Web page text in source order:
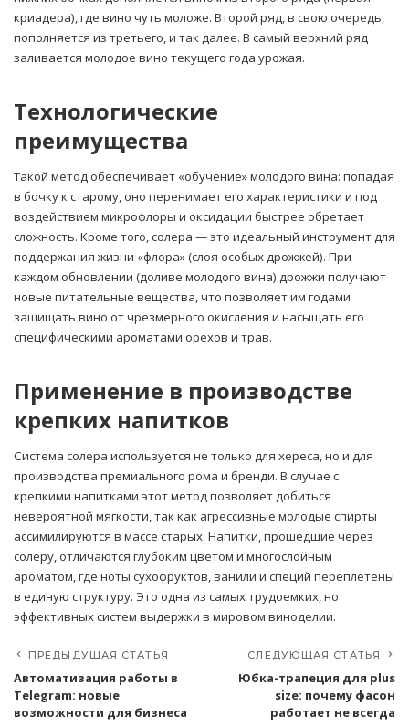
криадера), где вино чуть моложе. Второй ряд, в свою очередь,
пополняется из третьего, и так далее. В самый верхний ряд
заливается молодое вино текущего года урожая.
Технологические
преимущества
Такой метод обеспечивает «обучение» молодого вина: попадая
в бочку к старому, оно перенимает его характеристики и под
воздействием микрофлоры и оксидации быстрее обретает
сложность. Кроме того, солера — это идеальный инструмент для
поддержания жизни «флора» (слоя особых дрожжей). При
каждом обновлении (доливе молодого вина) дрожжи получают
новые питательные вещества, что позволяет им годами
защищать вино от чрезмерного окисления и насыщать его
специфическими ароматами орехов и трав.
Применение в производстве
крепких напитков
Система солера используется не только для хереса, но и для
производства премиального рома и бренди. В случае с
крепкими напитками этот метод позволяет добиться
невероятной мягкости, так как агрессивные молодые спирты
ассимилируются в массе старых. Напитки, прошедшие через
солеру, отличаются глубоким цветом и многослойным
ароматом, где ноты сухофруктов, ванили и специй переплетены
в единую структуру. Это одна из самых трудоемких, но
эффективных систем выдержки в мировом виноделии.
ПРЕДЫДУЩАЯ СТАТЬЯ
Автоматизация работы в
Telegram: новые
возможности для бизнеса
СЛЕДУЮЩАЯ СТАТЬЯ
Юбка-трапеция для plus
size: почему фасон
работает не всегда